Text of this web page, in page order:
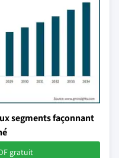
segments façonnant
gratuit